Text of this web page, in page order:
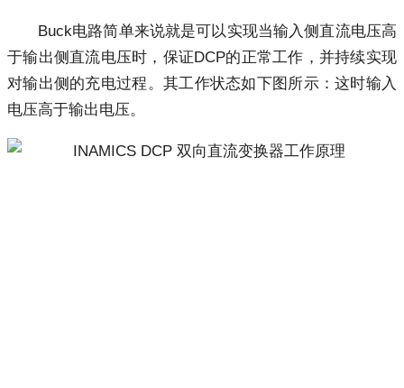
Buck电路简单来说就是可以实现当输入侧直流电压高
于输出侧直流电压时，保证DCP的正常工作，并持续实现
对输出侧的充电过程。其工作状态如下图所示：这时输入
电压高于输出电压。